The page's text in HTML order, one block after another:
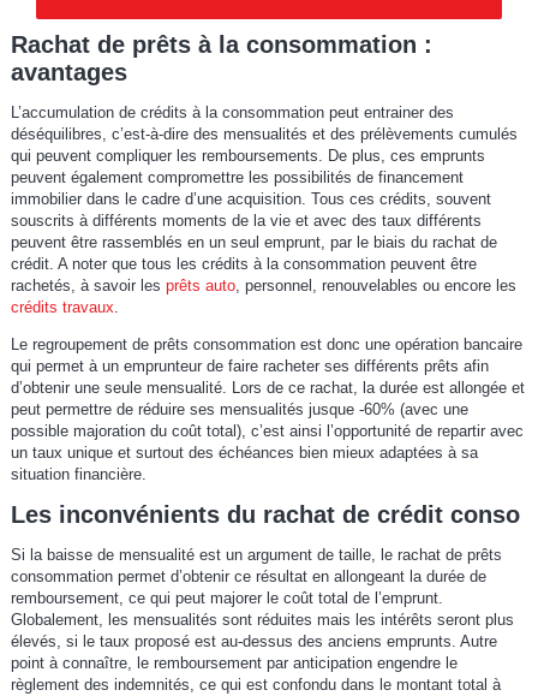
Rachat de prêts à la consommation :
avantages
L’accumulation de crédits à la consommation peut entrainer des
déséquilibres, c’est-à-dire des mensualités et des prélèvements cumulés
qui peuvent compliquer les remboursements. De plus, ces emprunts
peuvent également compromettre les possibilités de financement
immobilier dans le cadre d’une acquisition. Tous ces crédits, souvent
souscrits à différents moments de la vie et avec des taux différents
peuvent être rassemblés en un seul emprunt, par le biais du rachat de
crédit. A noter que tous les crédits à la consommation peuvent être
rachetés, à savoir les prêts auto, personnel, renouvelables ou encore les
crédits travaux.
Le regroupement de prêts consommation est donc une opération bancaire
qui permet à un emprunteur de faire racheter ses différents prêts afin
d’obtenir une seule mensualité. Lors de ce rachat, la durée est allongée et
peut permettre de réduire ses mensualités jusque -60% (avec une
possible majoration du coût total), c’est ainsi l’opportunité de repartir avec
un taux unique et surtout des échéances bien mieux adaptées à sa
situation financière.
Les inconvénients du rachat de crédit conso
Si la baisse de mensualité est un argument de taille, le rachat de prêts
consommation permet d’obtenir ce résultat en allongeant la durée de
remboursement, ce qui peut majorer le coût total de l’emprunt.
Globalement, les mensualités sont réduites mais les intérêts seront plus
élevés, si le taux proposé est au-dessus des anciens emprunts. Autre
point à connaître, le remboursement par anticipation engendre le
règlement des indemnités, ce qui est confondu dans le montant total à